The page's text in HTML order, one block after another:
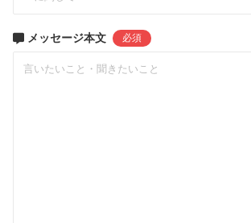
メッセージ本文 必須